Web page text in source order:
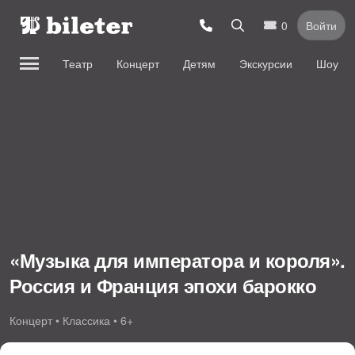
0 Войти
Театр Концерт Детям Экскурсии Шоу
«Музыка для императора и короля».
Россия и Франция эпохи барокко
Концерт • Классика • 6+